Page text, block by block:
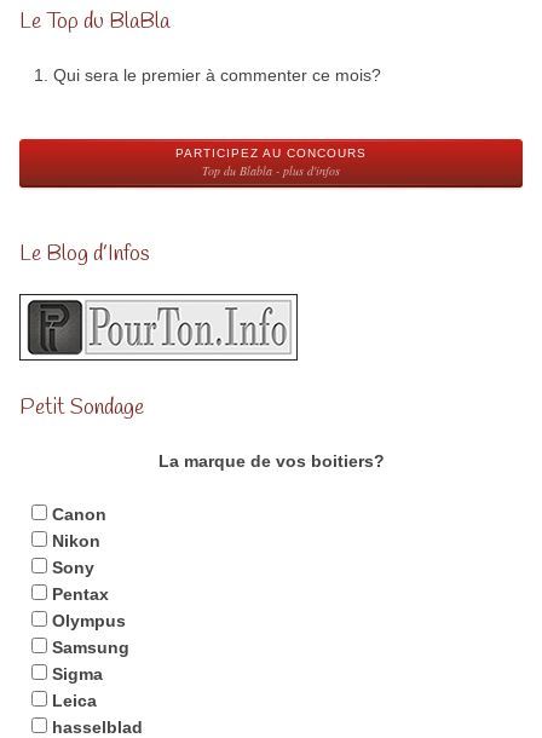
Le Top du BlaBla
Qui sera le premier à commenter ce mois?
PARTICIPEZ AU CONCOURS
Top du Blabla - plus d'infos
Le Blog d’Infos
Petit Sondage
La marque de vos boitiers?
Canon
Nikon
Sony
Pentax
Olympus
Samsung
Sigma
Leica
hasselblad